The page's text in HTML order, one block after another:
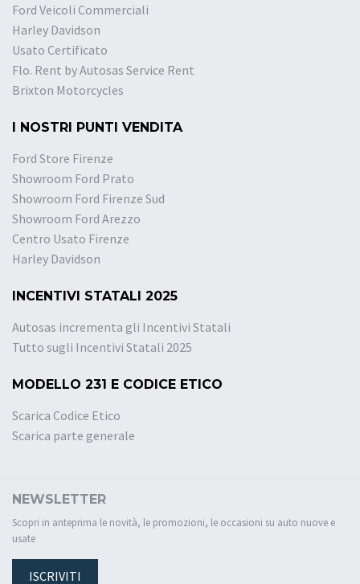
Ford Veicoli Commerciali
Harley Davidson
Usato Certificato
Flo. Rent by Autosas Service Rent
Brixton Motorcycles
I NOSTRI PUNTI VENDITA
Ford Store Firenze
Showroom Ford Prato
Showroom Ford Firenze Sud
Showroom Ford Arezzo
Centro Usato Firenze
Harley Davidson
INCENTIVI STATALI 2025
Autosas incrementa gli Incentivi Statali
Tutto sugli Incentivi Statali 2025
MODELLO 231 E CODICE ETICO
Scarica Codice Etico
Scarica parte generale
NEWSLETTER
Scopri in anteprima le novità, le promozioni, le occasioni su auto nuove e
usate
ISCRIVITI